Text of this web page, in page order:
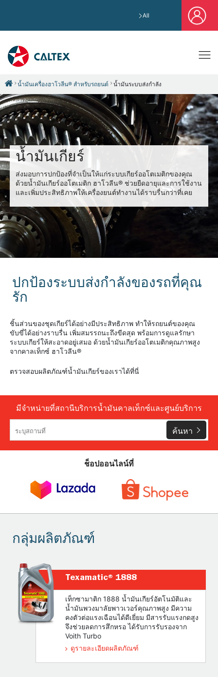
All
น้ำมันเครื่องฮาโวลีน® สำหรับรถยนต์ น้ำมันระบบส่งกำลัง
น้ำมันเกียร์
ส่งมอบการปกป้องที่จำเป็นให้แก่ระบบเกียร์ออโตเมติกของคุณ
ด้วยน้ำมันเกียร์ออโตเมติก ฮาโวลีน® ช่วยยืดอายุและการใช้งาน
และเพิ่มประสิทธิภาพให้เครื่องยนต์ทำงานได้ราบรื่นกว่าที่เคย
ปกป้องระบบส่งกำลังของรถที่คุณ
รัก
ชิ้นส่วนของชุดเกียร์ได้อย่างมีประสิทธิภาพ ทำให้รถยนต์ของคุณ
ขับขี่ได้อย่างราบรื่น เพิ่มสมรรถนะถึงขีดสุด พร้อมการดูแลรักษา
ระบบเกียร์ให้สะอาดอยู่เสมอ ด้วยน้ำมันเกียร์ออโตเมติกคุณภาพสูง
จากคาลเท็กซ์ ฮาโวลีน®
ตรวจสอบผลิตภัณฑ์น้ำมันเกียร์ของเราได้ที่นี่
มีจำหน่ายที่สถานีบริการน้ำมันคาลเท็กซ์และศูนย์บริการ
ค้นหา
ช็อปออนไลน์ที่
กลุ่มผลิตภัณฑ์
Texamatic® 1888
เท็กซามาติก 1888 น้ำมันเกียร์อัตโนมัติและ
น้ำมันพวงมาลัยพาวเวอร์คุณภาพสูง มีความ
คงตัวต่อแรงเฉือนได้ดีเยี่ยม มีสารรับแรงกดสูง
จึงช่วยลดการสึกหรอ ได้รับการรับรองจาก
Voith Turbo
ดูรายละเอียดผลิตภัณฑ์